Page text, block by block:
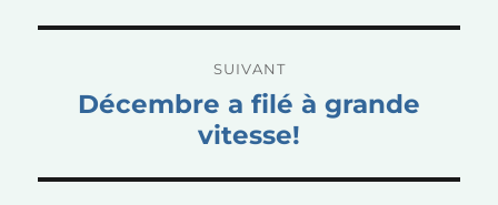
SUIVANT
Publication
suivante :
Décembre a filé à grande
vitesse!